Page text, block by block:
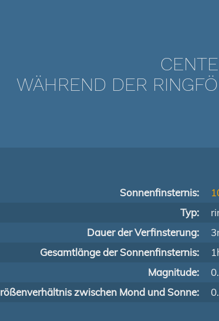
WÄHREND DER
Sonnenfinsternis:
Typ:
Dauer der Verfinsterung:
Gesamtlänge der Sonnenfinsternis:
Magnitude:
zwischen Mond und Sonne: